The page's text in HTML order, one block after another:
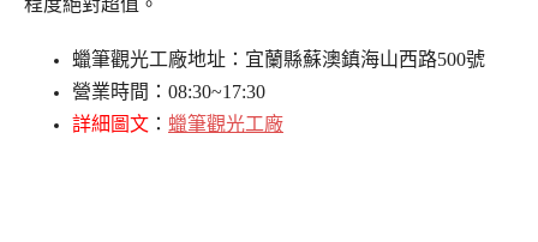
程度絕對超值。
蠟筆觀光工廠地址：宜蘭縣蘇澳鎮海山西路500號
營業時間：08:30~17:30
詳細圖文 ： 蠟筆觀光工廠